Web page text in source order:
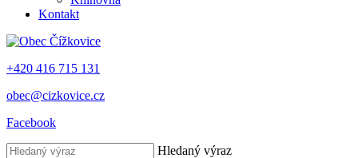
Kontakt
+420 416 715 131
obec@cizkovice.cz
Facebook
Hledaný výraz